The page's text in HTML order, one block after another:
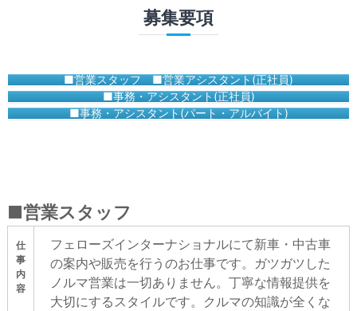
募集要項
■営業スタッフ ■営業アシスタント(正社員)
■事務・アシスタント(正社員)
■事務・アシスタント(パート・アルバイト)
■営業スタッフ
仕
事
内
容
フェローズインターナショナルにて新車・中古車
の案内や販売を行うのお仕事です。ガツガツした
ノルマ営業は一切ありません。丁寧な情報提供を
大切にするスタイルです。クルマの知識が全くな